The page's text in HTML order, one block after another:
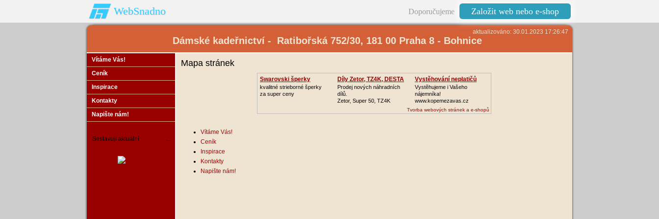
WebSnadno Doporučujeme Založit web nebo e-shop
aktualizováno: 30.01.2023 17:26:47
Dámské kadeřnictví - Ratibořská 752/30‚ 181 00 Praha 8 - Bohnice
Vítáme Vás!
Ceník
Inspirace
Kontakty
Napište nám!
Sestavuji aktuální
...
Mapa stránek
Swarovski šperky
kvalitné strieborné šperky
za super ceny
Díly Zetor, TZ4K, DESTA
Prodej nových náhradních
dílů.
Zetor, Super 50, TZ4K
Vystěhování neplatičů
Vystěhujeme i Vašeho
nájemníka!
www.kopemezavas.cz
Tvorba webových stránek a e-shopů
Vítáme Vás!
Ceník
Inspirace
Kontakty
Napište nám!